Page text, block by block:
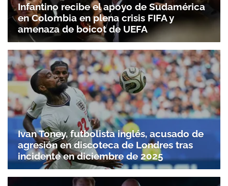
Infantino recibe el apoyo de Sudamérica
en Colombia en plena crisis FIFA y
amenaza de boicot de UEFA
Ivan Toney, futbolista inglés, acusado de
agresión en discoteca de Londres tras
incidente en diciembre de 2025